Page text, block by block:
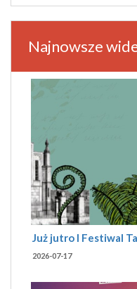
Najnowsze
Już jutro I Festiwal
2026-07-17